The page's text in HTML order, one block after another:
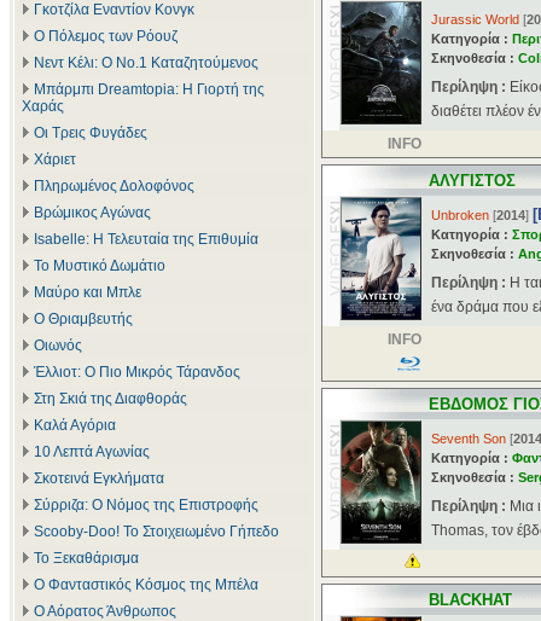
Γκοτζίλα Εναντίον Κονγκ
Ο Πόλεμος των Ρόουζ
Νεντ Κέλι: Ο Νο.1 Καταζητούμενος
Μπάρμπι Dreamtopia: Η Γιορτή της
Χαράς
Οι Τρεις Φυγάδες
Χάριετ
Πληρωμένος Δολοφόνος
Βρώμικος Αγώνας
Isabelle: Η Τελευταία της Επιθυμία
Το Μυστικό Δωμάτιο
Μαύρο και Μπλε
Ο Θριαμβευτής
Οιωνός
Έλλιοτ: Ο Πιο Μικρός Τάρανδος
Στη Σκιά της Διαφθοράς
Καλά Αγόρια
10 Λεπτά Αγωνίας
Σκοτεινά Εγκλήματα
Σύρριζα: Ο Νόμος της Επιστροφής
Scooby-Doo! Το Στοιχειωμένο Γήπεδο
Το Ξεκαθάρισμα
Ο Φανταστικός Κόσμος της Μπέλα
Ο Αόρατος Άνθρωπος
Jurassic World [
Κατηγορία :
Σκηνοθεσία :
Περίληψη :
διαθέτει πλέον
INFO
ΑΛΥΓΙΣΤΟΣ
Unbroken [2014]
Κατηγορία :
Σκηνοθεσία :
Περίληψη : Η
ένα δράμα που
INFO
ΕΒΔΟΜΟΣ
Seventh Son [2014
Κατηγορία :
Σκηνοθεσία :
Περίληψη : Μια
Thomas, τον
BLACKHAT